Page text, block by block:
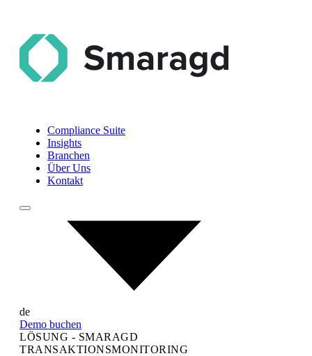
Compliance Suite
Insights
Branchen
Über Uns
Kontakt
de
Demo buchen
LÖSUNG - SMARAGD
TRANSAKTIONSMONITORING